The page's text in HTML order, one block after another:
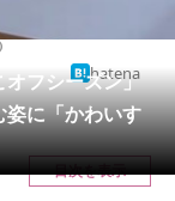
オフシーズン」
に「かわいす
hatena
目次を表示